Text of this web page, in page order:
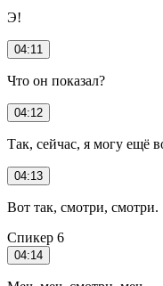
Э!
04:11
Что он показал?
04:12
Так, сейчас, я могу ещё
04:13
Вот так, смотри, смотри.
Спикер 6
04:14